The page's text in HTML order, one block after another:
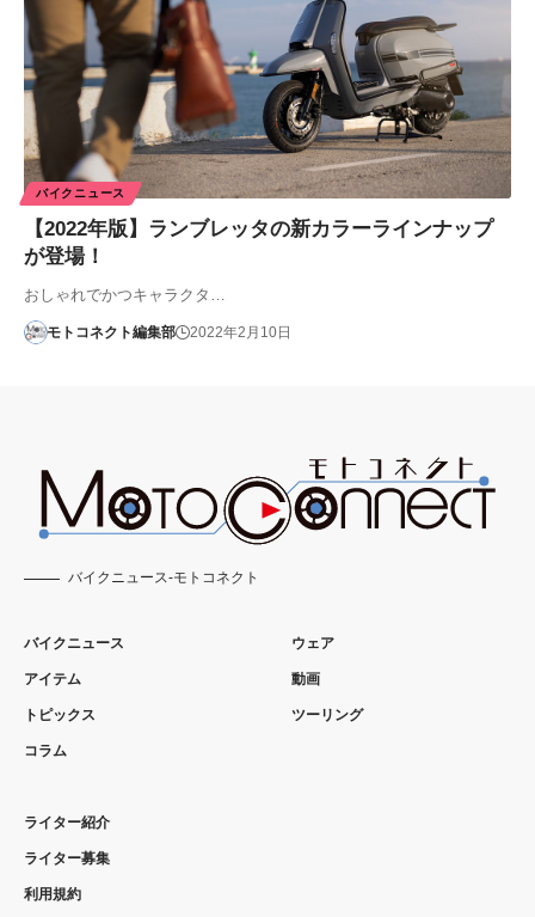
バイクニュース
【2022年版】ランブレッタの新カラーラインナップ
が登場！
おしゃれでかつキャラクタ…
モトコネクト編集部 2022年2月10日
バイクニュース-モトコネクト
バイクニュース
アイテム
トピックス
コラム
ウェア
動画
ツーリング
ライター紹介
ライター募集
利用規約